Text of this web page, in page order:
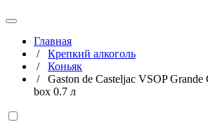
Главная
/ Крепкий алкоголь
/ Коньяк
/ Gaston de Casteljac VSOP Grande
box 0.7 л